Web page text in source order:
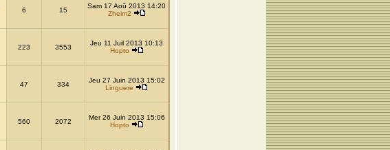
6 15
Sam 17 Aoû 2013 14:20
Zheim2
223 3553
Jeu 11 Juil 2013 10:13
Hopto
47 334
Jeu 27 Juin 2013 15:02
Linguere
560 2072
Mer 26 Juin 2013 15:06
Hopto